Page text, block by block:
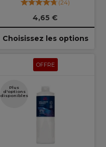
(24)
4,65 €
Choisissez les options
OFFRE
Plus
d'options
disponibles